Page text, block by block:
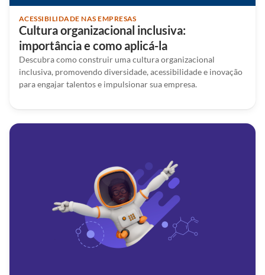
ACESSIBILIDADE NAS EMPRESAS
Cultura organizacional inclusiva:
importância e como aplicá-la
Descubra como construir uma cultura organizacional
inclusiva, promovendo diversidade, acessibilidade e inovação
para engajar talentos e impulsionar sua empresa.